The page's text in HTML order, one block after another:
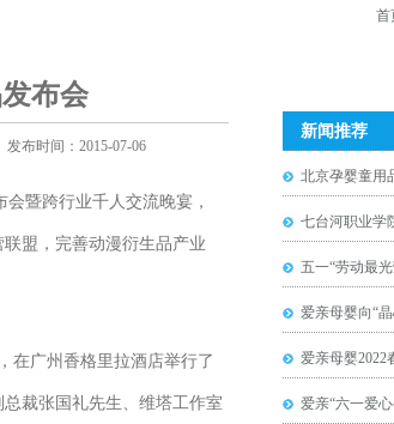
首
布会
发布时间：2015-07-06
暨跨行业千人交流晚宴，
盟，完善动漫衍生品产业
在广州香格里拉酒店举行了
裁张国礼先生、维塔工作室
新闻推荐
北京孕婴童用
七台河职业学
五一“劳动最
爱亲母婴向“
爱亲母婴2022
爱亲“六一爱